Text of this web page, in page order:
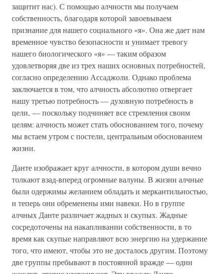
защитит нас). С помощью алчности мы получаем
собственность, благодаря которой завоевываем
признание для нашего социального «я». Она же дает нам
временное чувство безопасности и унимает тревогу
нашего биологического «я» — таким образом
удовлетворяя две из трех наших основных потребностей,
согласно определению Ассаджоли. Однако проблема
заключается в том, что алчность абсолютно отвергает
нашу третью потребность — духовную потребность в
цели, — поскольку подчиняет все стремления своим
целям: алчность может стать обоснованием того, почему
мы встаем утром с постели, центральным обоснованием
жизни.
Данте изображает круг алчности, в котором души вечно
толкают взад-вперед огромные валуны. В жизни алчные
были одержимы желанием обладать и меркантильностью,
и теперь они обременены ими навеки. Но в группе
алчных Данте различает жадных и скупых. Жадные
сосредоточены на накапливании собственности, в то
время как скупые направляют всю энергию на удержание
того, что имеют, чтобы это не досталось другим. Поэтому
две группы пребывают в постоянной вражде — одни